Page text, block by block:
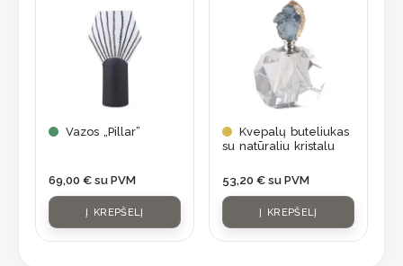
Vazos „Pillar”
69,00 € su PVM
Į KREPŠELĮ
Kvepalų buteliukas
su natūraliu kristalu
53,20 € su PVM
Į KREPŠELĮ